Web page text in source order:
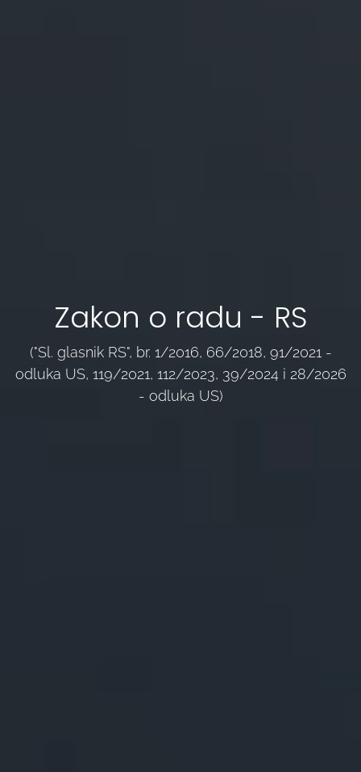
Zakon o radu - RS
("Sl. glasnik RS", br. 1/2016, 66/2018, 91/2021 -
odluka US, 119/2021, 112/2023, 39/2024 i 28/2026
- odluka US)